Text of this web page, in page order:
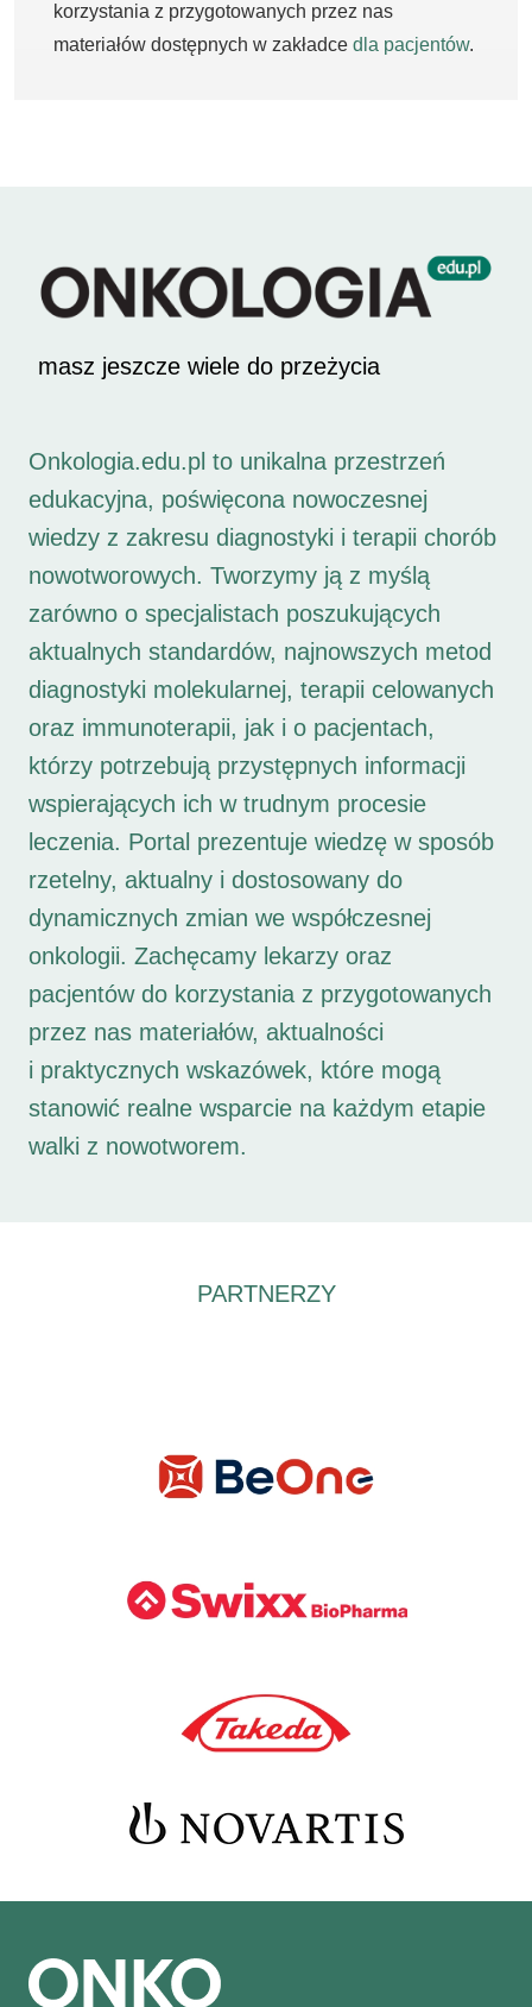
korzystania z przygotowanych przez nas
materiałów dostępnych w zakładce dla pacjentów.
masz jeszcze wiele do przeżycia
Onkologia.edu.pl to unikalna przestrzeń
edukacyjna, poświęcona nowoczesnej
wiedzy z zakresu diagnostyki i terapii chorób
nowotworowych. Tworzymy ją z myślą
zarówno o specjalistach poszukujących
aktualnych standardów, najnowszych metod
diagnostyki molekularnej, terapii celowanych
oraz immunoterapii, jak i o pacjentach,
którzy potrzebują przystępnych informacji
wspierających ich w trudnym procesie
leczenia. Portal prezentuje wiedzę w sposób
rzetelny, aktualny i dostosowany do
dynamicznych zmian we współczesnej
onkologii. Zachęcamy lekarzy oraz
pacjentów do korzystania z przygotowanych
przez nas materiałów, aktualności
i praktycznych wskazówek, które mogą
stanowić realne wsparcie na każdym etapie
walki z nowotworem.
PARTNERZY